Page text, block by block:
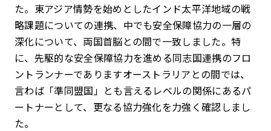
た。東アジア情勢を始めとしたインド太平洋地域の戦
略課題についての連携、中でも安全保障協力の一層の
深化について、両国首脳との間で一致しました。特
に、先駆的な安全保障協力を進める同志国連携のフロ
ントランナーでありますオーストラリアとの間では、
言わば「準同盟国」とも言えるレベルの関係にあるパ
ートナーとして、更なる協力強化を力強く確認しまし
た。